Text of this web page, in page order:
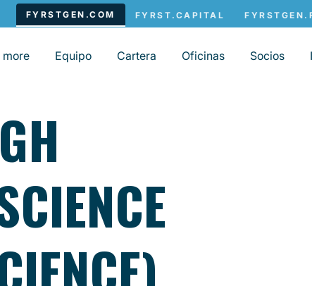
more Equipo Cartera Oficinas Socios